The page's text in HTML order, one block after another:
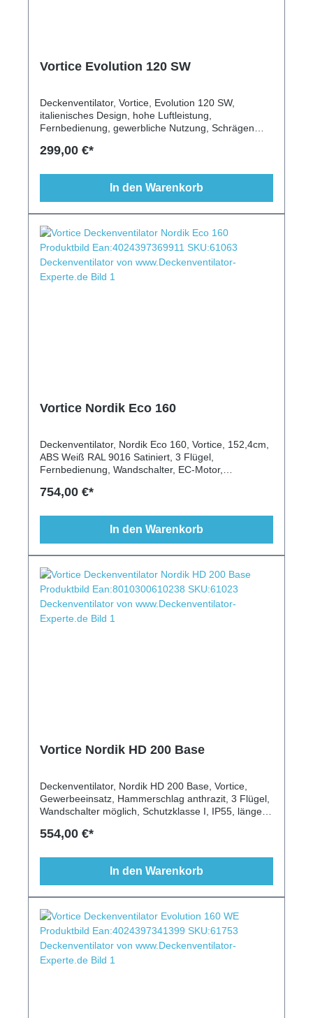
Vortice Evolution 120 SW
Deckenventilator, Vortice, Evolution 120 SW,
italienisches Design, hohe Luftleistung,
Fernbedienung, gewerbliche Nutzung, Schrägen
299,00 €*
In den Warenkorb
Vortice Nordik Eco 160
Deckenventilator, Nordik Eco 160, Vortice, 152,4cm,
ABS Weiß RAL 9016 Satiniert, 3 Flügel,
Fernbedienung, Wandschalter, EC-Motor,
754,00 €*
In den Warenkorb
Vortice Nordik HD 200 Base
Deckenventilator, Nordik HD 200 Base, Vortice,
Gewerbeeinsatz, Hammerschlag anthrazit, 3 Flügel,
Wandschalter möglich, Schutzklasse I, IP55, längere
554,00 €*
In den Warenkorb